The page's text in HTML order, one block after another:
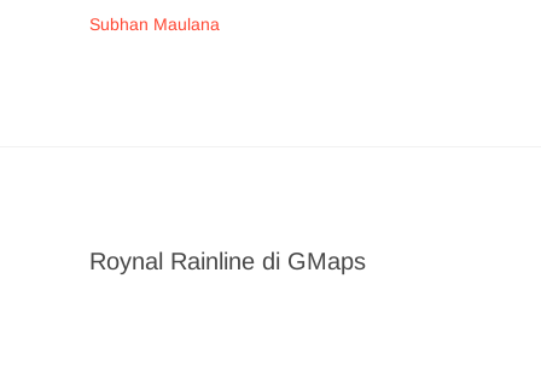
Subhan Maulana
Roynal Rainline di GMaps